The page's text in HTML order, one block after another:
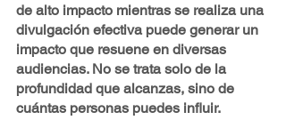
de alto impacto mientras se realiza una
divulgación efectiva puede generar un
impacto que resuene en diversas
audiencias. No se trata solo de la
profundidad que alcanzas, sino de
cuántas personas puedes influir.